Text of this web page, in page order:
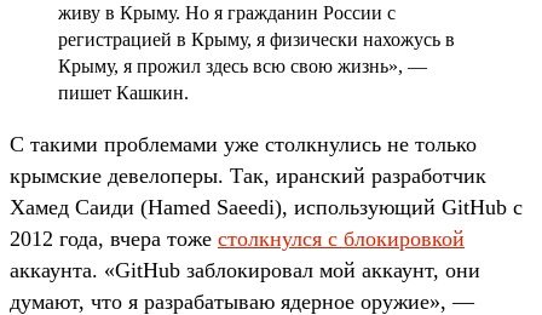
живу в Крыму. Но я гражданин России с
регистрацией в Крыму, я физически нахожусь в
Крыму, я прожил здесь всю свою жизнь», —
пишет Кашкин.
С такими проблемами уже столкнулись не только
крымские девелоперы. Так, иранский разработчик
Хамед Саиди (Hamed Saeedi), использующий GitHub с
2012 года, вчера тоже столкнулся с блокировкой
аккаунта. «GitHub заблокировал мой аккаунт, они
думают, что я разрабатываю ядерное оружие», —